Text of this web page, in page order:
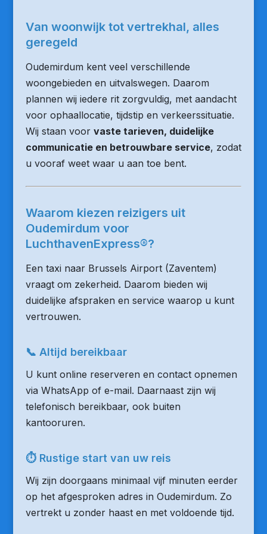
Van woonwijk tot vertrekhal, alles
geregeld
Oudemirdum kent veel verschillende
woongebieden en uitvalswegen. Daarom
plannen wij iedere rit zorgvuldig, met aandacht
voor ophaallocatie, tijdstip en verkeerssituatie.
Wij staan voor vaste tarieven, duidelijke
communicatie en betrouwbare service, zodat
u vooraf weet waar u aan toe bent.
Waarom kiezen reizigers uit
Oudemirdum voor
LuchthavenExpress®?
Een taxi naar Brussels Airport (Zaventem)
vraagt om zekerheid. Daarom bieden wij
duidelijke afspraken en service waarop u kunt
vertrouwen.
📞 Altijd bereikbaar
U kunt online reserveren en contact opnemen
via WhatsApp of e-mail. Daarnaast zijn wij
telefonisch bereikbaar, ook buiten
kantooruren.
⏱ Rustige start van uw reis
Wij zijn doorgaans minimaal vijf minuten eerder
op het afgesproken adres in Oudemirdum. Zo
vertrekt u zonder haast en met voldoende tijd.